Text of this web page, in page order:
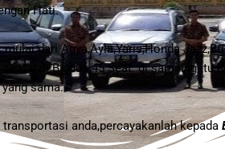
Hati.
dari Agya,Ayla,Yaris,Honda
dan Bigbus 45 Seat. di samping itu
sama.
anda,percayakanlah kepada